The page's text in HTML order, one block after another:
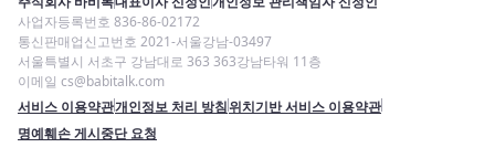
사업자등록번호 836-86-02172
통신판매업신고번호 2021-서울강남-03497
서울특별시 서초구 강남대로 363 363강남타워 11층
이메일 cs@babitalk.com
서비스 이용약관개인정보 처리 방침위치기반 서비스 이용약관
명예훼손 게시중단 요청